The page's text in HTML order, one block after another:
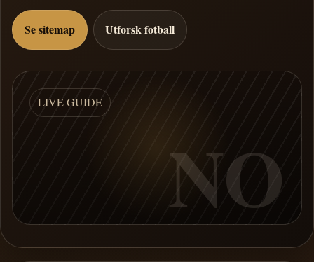
Se sitemap Utforsk fotball
LIVE GUIDE
NO